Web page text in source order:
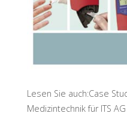
Lesen Sie auch:Case
Medizintechnik für ITS AG